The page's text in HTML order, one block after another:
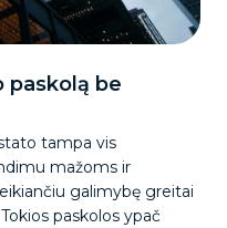
paskolą be
tampa vis
mažoms ir
galimybę greitai
paskolos ypač